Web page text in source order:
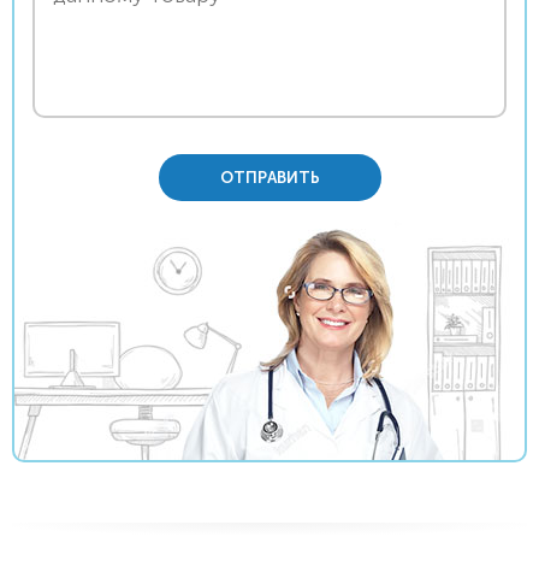
ОТПРАВИТЬ